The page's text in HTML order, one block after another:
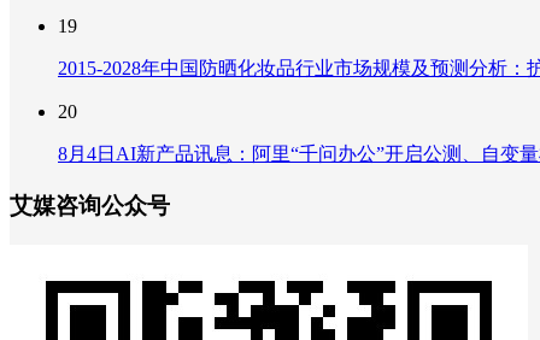
19
2015-2028年中国防晒化妆品行业市场规模及预测分析
20
8月4日AI新产品讯息：阿里“千问办公”开启公测、自变
艾媒咨询公众号